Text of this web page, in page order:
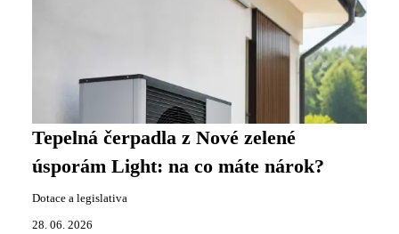
Tepelná čerpadla z Nové zelené
úsporám Light: na co máte nárok?
Dotace a legislativa
28. 06. 2026